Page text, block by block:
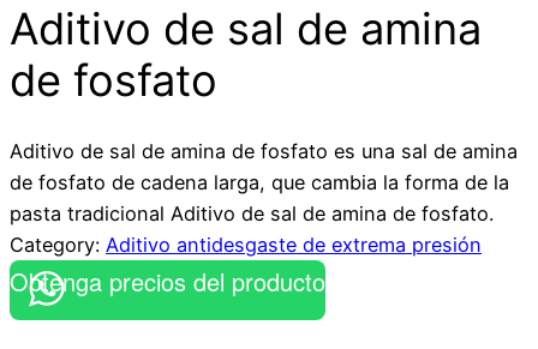
Aditivo de sal de amina
de fosfato
Aditivo de sal de amina de fosfato es una sal de amina
de fosfato de cadena larga, que cambia la forma de la
pasta tradicional Aditivo de sal de amina de fosfato.
Category: Aditivo antidesgaste de extrema presión
Obtenga precios del producto